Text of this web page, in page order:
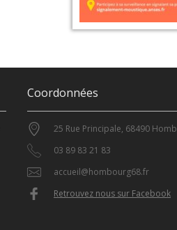
Coordonnées
25 Rue Principale, 68490
03 89 83 21 83
accueil@hombourg68.fr
Retrouvez nous sur Facebook